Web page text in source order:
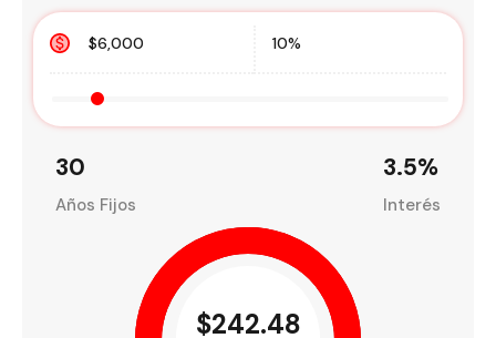
30
Años Fijos
3.5%
Interés
$242.48